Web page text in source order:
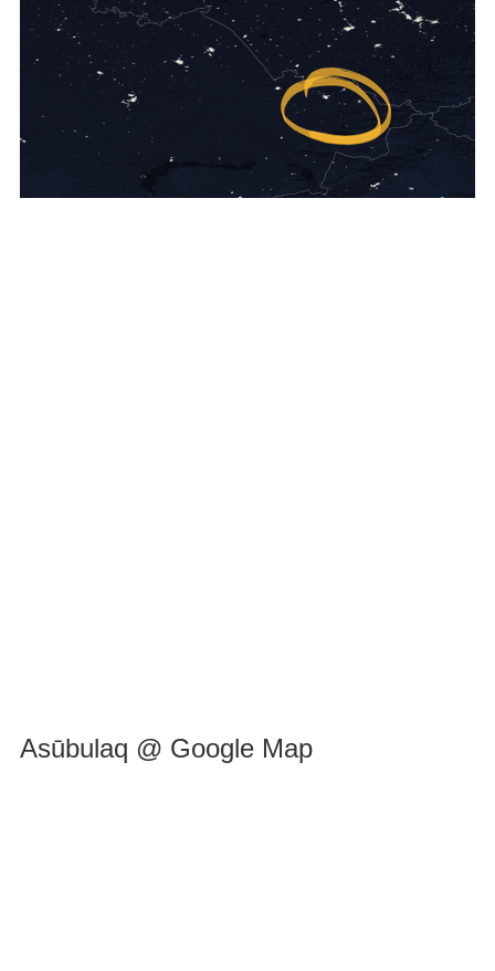
Asūbulaq @ Google Map